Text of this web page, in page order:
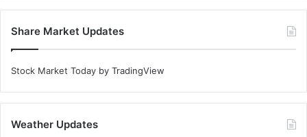
Share Market Updates
Stock Market Today by TradingView
Weather Updates